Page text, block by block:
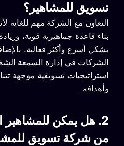
تسويق للمشاهير؟
التعاون مع الشركة مهم للغاية
بناء قاعدة جماهيرية قوية،
بشكل أسرع وأكثر فعالية.
الشركات في إدارة السمعة
استراتيجيات تسويقية موجهة
وأهدافه.
2. هل يمكن للمشاهير
من شركة تسويق